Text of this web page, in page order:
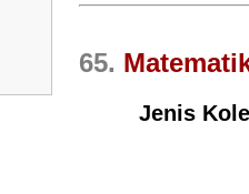
65.
Jenis